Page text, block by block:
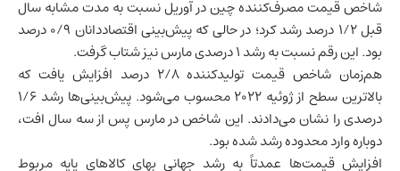
شاخص قیمت مصرف‌کننده چین در آوریل نسبت به مدت مشابه سال
قبل ۱/۲ درصد رشد کرد؛ در حالی که پیش‌بینی اقتصاددانان ۰/۹ درصد
بود. این رقم نسبت به رشد ۱ درصدی مارس نیز شتاب گرفت.
هم‌زمان شاخص قیمت تولیدکننده ۲/۸ درصد افزایش یافت که
بالاترین سطح از ژوئیه ۲۰۲۲ محسوب می‌شود. پیش‌بینی‌ها رشد ۱/۶
درصدی را نشان می‌دادند. این شاخص در مارس پس از سه سال افت،
دوباره وارد محدوده رشد شده بود.
افزایش قیمت‌ها عمدتاً به رشد جهانی بهای کالاهای پایه مربوط